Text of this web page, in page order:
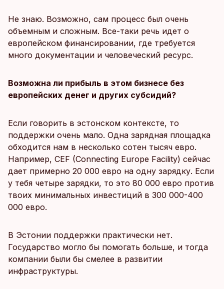
Не знаю. Возможно, сам процесс был очень
объемным и сложным. Все-таки речь идет о
европейском финансировании, где требуется
много документации и человеческий ресурс.
Возможна ли прибыль в этом бизнесе без
европейских денег и других субсидий?
Если говорить в эстонском контексте, то
поддержки очень мало. Одна зарядная площадка
обходится нам в несколько сотен тысяч евро.
Например, CEF (Connecting Europe Facility) сейчас
дает примерно 20 000 евро на одну зарядку. Если
у тебя четыре зарядки, то это 80 000 евро против
твоих минимальных инвестиций в 300 000-400
000 евро.
В Эстонии поддержки практически нет.
Государство могло бы помогать больше, и тогда
компании были бы смелее в развитии
инфраструктуры.